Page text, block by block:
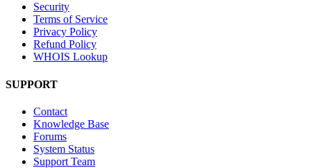
Security
Terms of Service
Privacy Policy
Refund Policy
WHOIS Lookup
SUPPORT
Contact
Knowledge Base
Forums
System Status
Support Team